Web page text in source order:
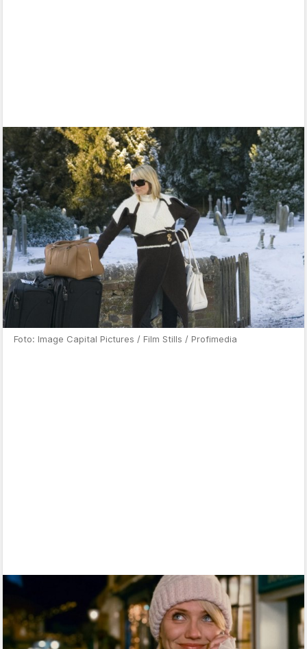
Foto: Image Capital Pictures / Film Stills / Profimedia